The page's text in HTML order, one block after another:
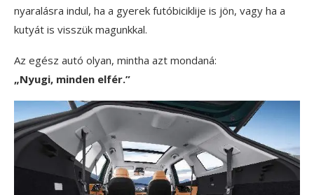
nyaralásra indul, ha a gyerek futóbiciklije is jön, vagy ha a
kutyát is visszük magunkkal.
Az egész autó olyan, mintha azt mondaná:
„Nyugi, minden elfér.”